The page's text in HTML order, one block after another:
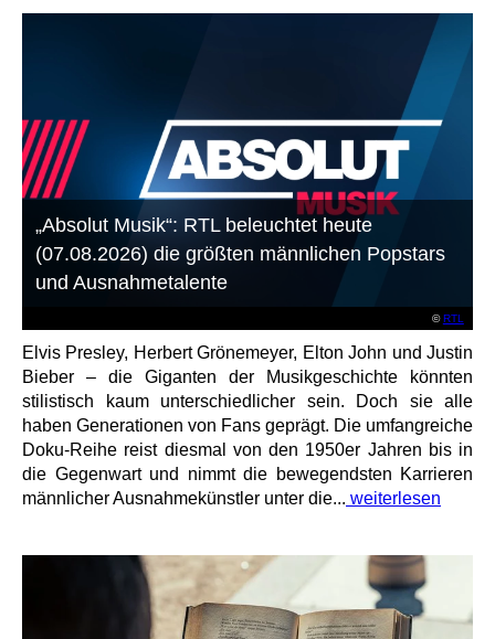
©RTL
„Absolut Musik“: RTL beleuchtet heute
(07.08.2026) die größten männlichen Popstars
und Ausnahmetalente
Elvis Presley, Herbert Grönemeyer, Elton John und Justin
Bieber – die Giganten der Musikgeschichte könnten
stilistisch kaum unterschiedlicher sein. Doch sie alle
haben Generationen von Fans geprägt. Die umfangreiche
Doku-Reihe reist diesmal von den 1950er Jahren bis in
die Gegenwart und nimmt die bewegendsten Karrieren
männlicher Ausnahmekünstler unter die... weiterlesen